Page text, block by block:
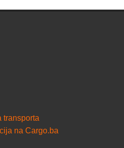
transporta
na Cargo.ba